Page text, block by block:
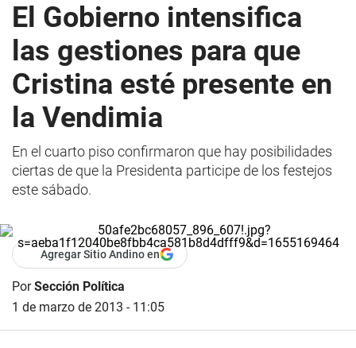
El Gobierno intensifica
las gestiones para que
Cristina esté presente en
la Vendimia
En el cuarto piso confirmaron que hay posibilidades
ciertas de que la Presidenta participe de los festejos
este sábado.
Agregar Sitio Andino en
PorSección Política
1 de marzo de 2013 - 11:05